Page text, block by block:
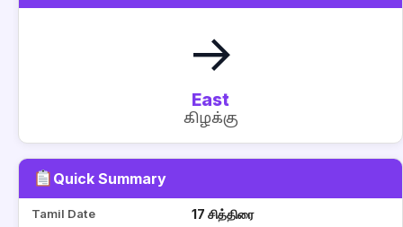
→
East
கிழக்கு
Quick Summary
Tamil Date 17 சித்திரை